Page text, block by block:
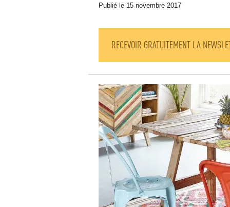
Publié le 15 novembre 2017
RECEVOIR GRATUITEMENT LA